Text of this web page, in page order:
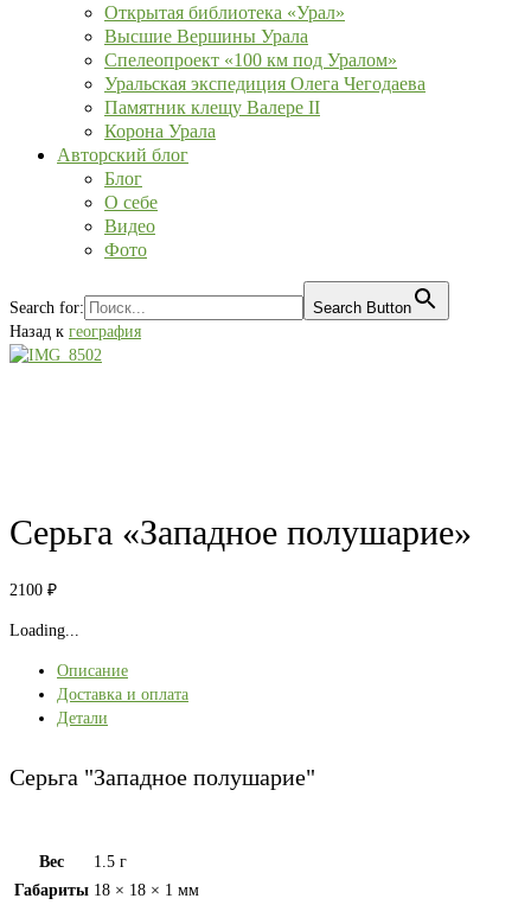
Открытая библиотека «Урал»
Высшие Вершины Урала
Спелеопроект «100 км под Уралом»
Уральская экспедиция Олега Чегодаева
Памятник клещу Валере II
Корона Урала
Авторский блог
Блог
О себе
Видео
Фото
Search for:
Search Button
Назад к география
Серьга «Западное полушарие»
2100 ₽
Loading...
Описание
Доставка и оплата
Детали
Серьга "Западное полушарие"
Вес
1.5 г
Габариты 18 × 18 × 1 мм